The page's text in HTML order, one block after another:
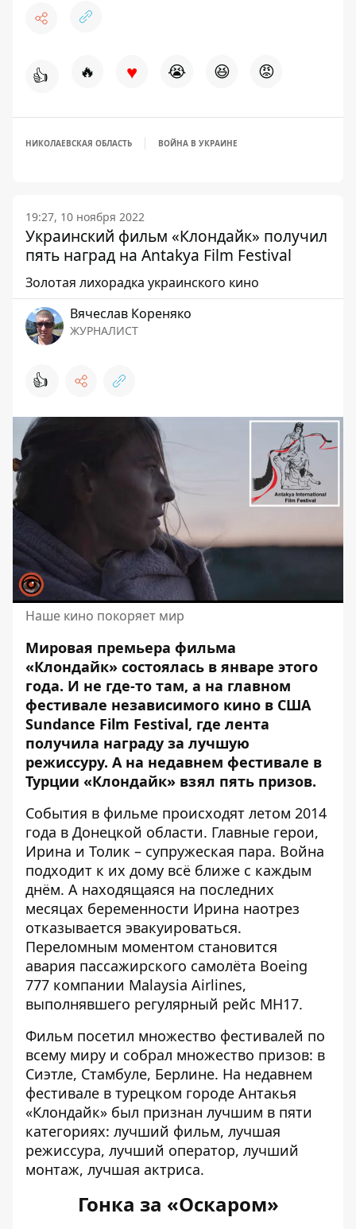
👍 🔥 ♥ 😭 😆 😡
НИКОЛАЕВСКАЯ ОБЛАСТЬ ВОЙНА В УКРАИНЕ
19:27, 10 ноября 2022
Украинский фильм «Клондайк» получил
пять наград на Antakya Film Festival
Золотая лихорадка украинского кино
Вячеслав Кореняко
ЖУРНАЛИСТ
👍
Наше кино покоряет мир
Мировая премьера фильма
«Клондайк» состоялась в январе этого
года. И не где-то там, а на главном
фестивале независимого кино в США
Sundance Film Festival, где лента
получила награду за лучшую
режиссуру. А на недавнем фестивале в
Турции «Клондайк» взял пять призов.
События в фильме происходят летом 2014
года в Донецкой области. Главные герои,
Ирина и Толик – супружеская пара. Война
подходит к их дому всё ближе с каждым
днём. А находящаяся на последних
месяцах беременности Ирина наотрез
отказывается эвакуироваться.
Переломным моментом становится
авария пассажирского самолёта Boeing
777 компании Malaysia Airlines,
выполнявшего регулярный рейс МН17.
Фильм посетил множество фестивалей по
всему миру и собрал множество призов: в
Сиэтле, Стамбуле, Берлине. На недавнем
фестивале в турецком городе Антакья
«Клондайк» был признан лучшим в пяти
категориях: лучший фильм, лучшая
режиссура, лучший оператор, лучший
монтаж, лучшая актриса.
Гонка за «Оскаром»